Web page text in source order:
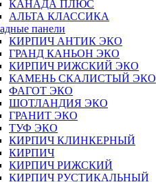
КАНАДА ПЛЮС
АЛЬТА КЛАССИКА
панели
КИРПИЧ АНТИК ЭКО
ГРАНД КАНЬОН ЭКО
КИРПИЧ РИЖСКИЙ ЭКО
КАМЕНЬ СКАЛИСТЫЙ ЭКО
ФАГОТ ЭКО
ШОТЛАНДИЯ ЭКО
ГРАНИТ ЭКО
ТУФ ЭКО
КИРПИЧ КЛИНКЕРНЫЙ
КИРПИЧ
КИРПИЧ РИЖСКИЙ
КИРПИЧ РУСТИКАЛЬНЫЙ